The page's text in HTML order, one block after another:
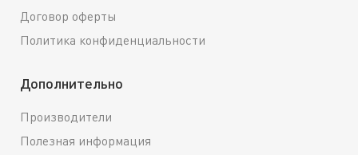
Договор оферты
Политика конфиденциальности
Дополнительно
Производители
Полезная информация